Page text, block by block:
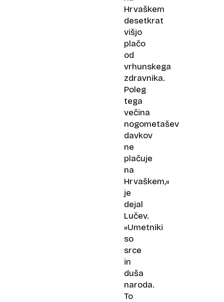
Hrvaškem
desetkrat
višjo
plačo
od
vrhunskega
zdravnika.
Poleg
tega
večina
nogometašev
davkov
ne
plačuje
na
Hrvaškem,«
je
dejal
Lučev.
»Umetniki
so
srce
in
duša
naroda.
To